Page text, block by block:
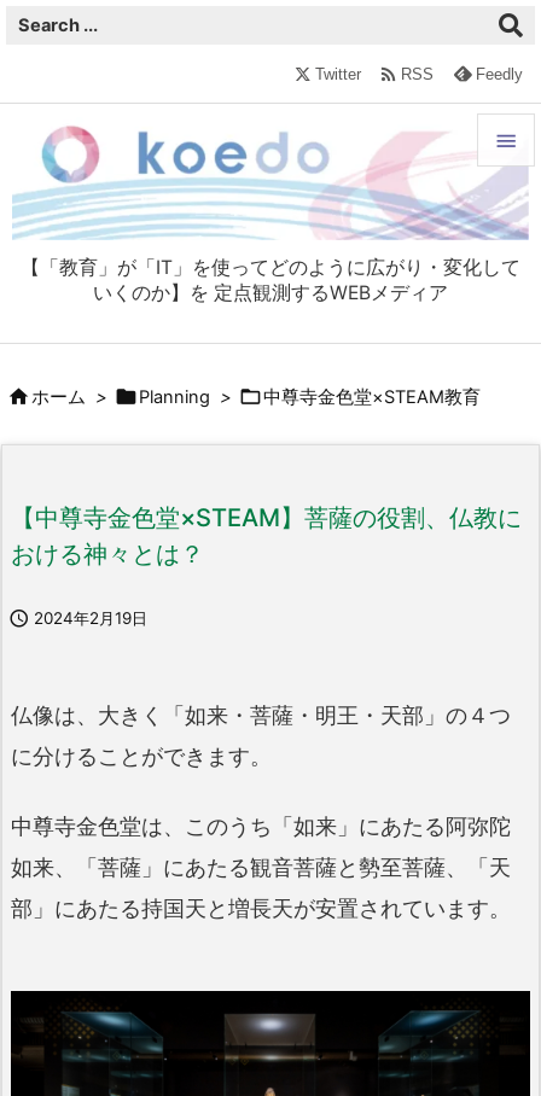
【「教育」が「IT」を使ってどのように広がり・変化して
いくのか】を 定点観測するWEBメディア


メニュ

Twitter  RSS Feedly
ホーム > Planning > 中尊寺金色堂×STEAM教育
【中尊寺金色堂×STEAM】菩薩の役割、仏教に
おける神々とは？
 2024年2月19日
仏像は、大きく「如来・菩薩・明王・天部」の４つ
に分けることができます。
中尊寺金色堂は、このうち「如来」にあたる阿弥陀
如来、「菩薩」にあたる観音菩薩と勢至菩薩、「天
部」にあたる持国天と増長天が安置されています。